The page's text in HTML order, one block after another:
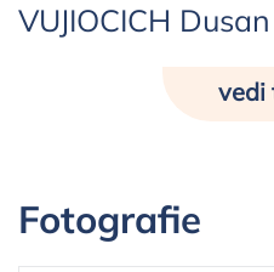
VUJIOCICH
vedi
Fotografie